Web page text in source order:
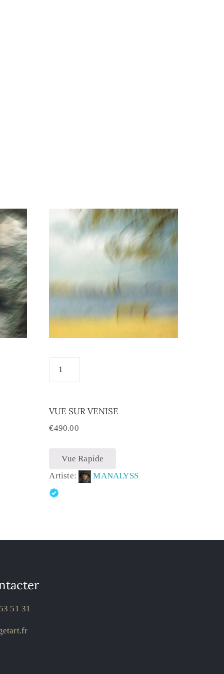
VUE SUR VENISE
€490.00
Vue Rapide
Artiste:
MANALYSS
51 31